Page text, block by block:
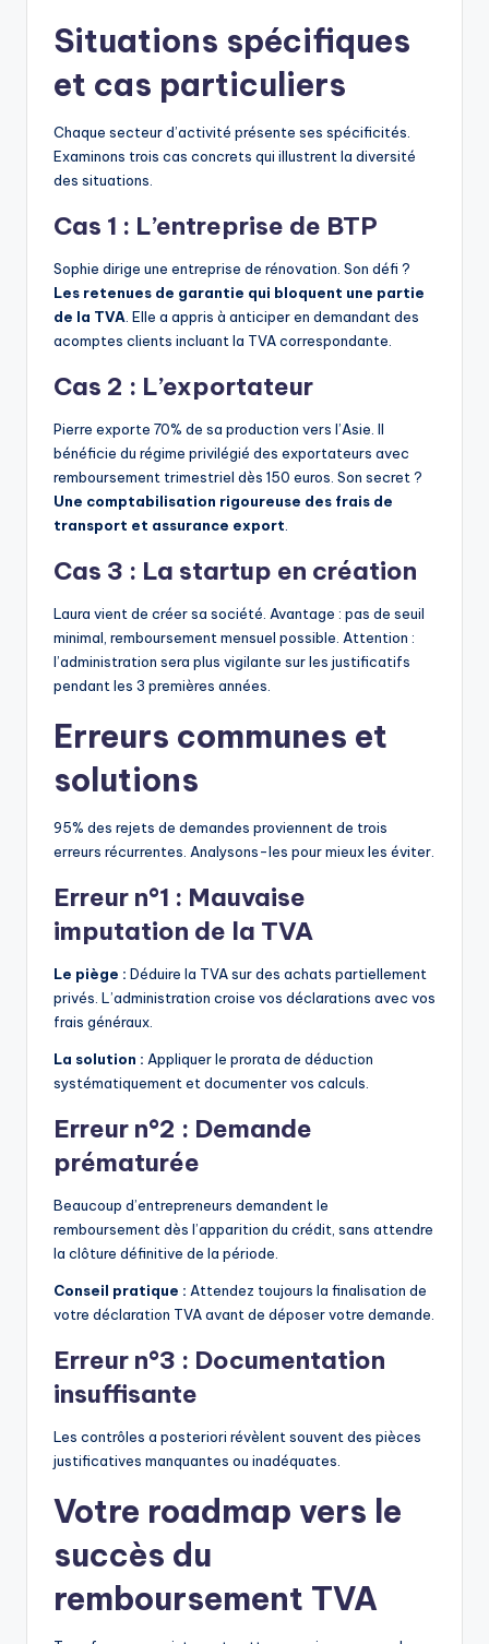
Situations spécifiques
et cas particuliers
Chaque secteur d’activité présente ses spécificités.
Examinons trois cas concrets qui illustrent la diversité
des situations.
Cas 1 : L’entreprise de BTP
Sophie dirige une entreprise de rénovation. Son défi ?
Les retenues de garantie qui bloquent une partie
de la TVA . Elle a appris à anticiper en demandant des
acomptes clients incluant la TVA correspondante.
Cas 2 : L’exportateur
Pierre exporte 70% de sa production vers l’Asie. Il
bénéficie du régime privilégié des exportateurs avec
remboursement trimestriel dès 150 euros. Son secret ?
Une comptabilisation rigoureuse des frais de
transport et assurance export
Cas 3 : La startup en création
Laura vient de créer sa société. Avantage : pas de seuil
minimal, remboursement mensuel possible. Attention :
l’administration sera plus vigilante sur les justificatifs
pendant les 3 premières années.
Erreurs communes et
solutions
95% des rejets de demandes proviennent de trois
erreurs récurrentes. Analysons-les pour mieux les éviter.
Erreur n°1 : Mauvaise
imputation de la TVA
Le piège : Déduire la TVA sur des achats partiellement
privés. L’administration croise vos déclarations avec vos
frais généraux.
La solution : Appliquer le prorata de déduction
systématiquement et documenter vos calculs.
Erreur n°2 : Demande
prématurée
Beaucoup d’entrepreneurs demandent le
remboursement dès l’apparition du crédit, sans attendre
la clôture définitive de la période.
Conseil pratique : Attendez toujours la finalisation de
votre déclaration TVA avant de déposer votre demande.
Erreur n°3 : Documentation
insuffisante
Les contrôles a posteriori révèlent souvent des pièces
justificatives manquantes ou inadéquates.
Votre roadmap vers le
succès du
remboursement TVA